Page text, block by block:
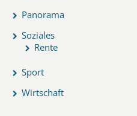
Panorama
Soziales
Rente
Sport
Wirtschaft